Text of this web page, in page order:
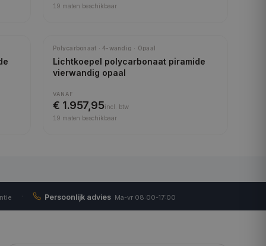
19 maten beschikbaar
Polycarbonaat · 4-wandig · Opaal
Lichtkoepel polycarbonaat piramide
vierwandig opaal
VANAF
€ 1.957,95incl.
btw
19 maten beschikbaar
Persoonlijk advies Ma-vr 08:00-17:00